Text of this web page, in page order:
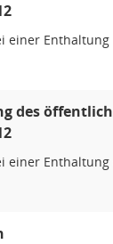
einer
des
einer